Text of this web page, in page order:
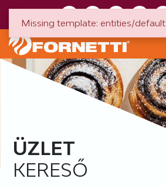
ÜZLET
KERESŐ
Missing template: entities/default